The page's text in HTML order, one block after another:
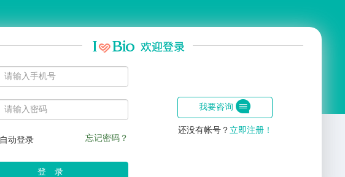
动登录 忘记密码？
登 录
我要咨询
还没有帐号？ 立即注册！